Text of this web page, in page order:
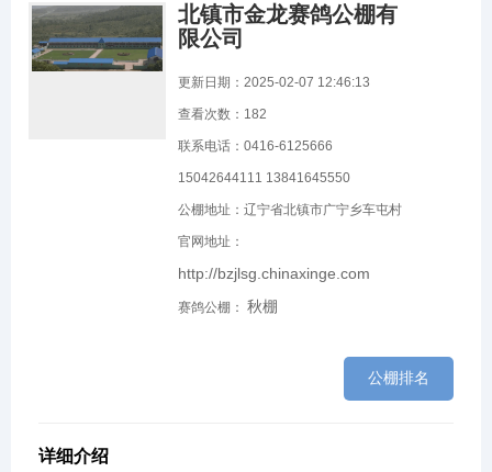
北镇市金龙赛鸽公棚有
限公司
更新日期：2025-02-07 12:46:13
查看次数： 182
联系电话：0416-6125666
15042644111 13841645550
公棚地址：辽宁省北镇市广宁乡车屯村
官网地址：
http://bzjlsg.chinaxinge.com
赛鸽公棚： 秋棚
公棚排名
详细介绍